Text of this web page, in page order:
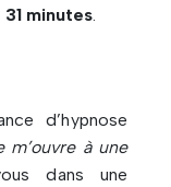
31 minutes.
d’hypnose
m’ouvre à une
dans une